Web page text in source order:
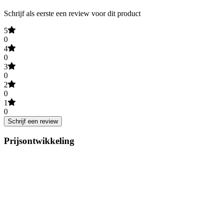
Schrijf als eerste een review voor dit product
5
0
4
0
3
0
2
0
1
0
Schrijf een review
Prijsontwikkeling